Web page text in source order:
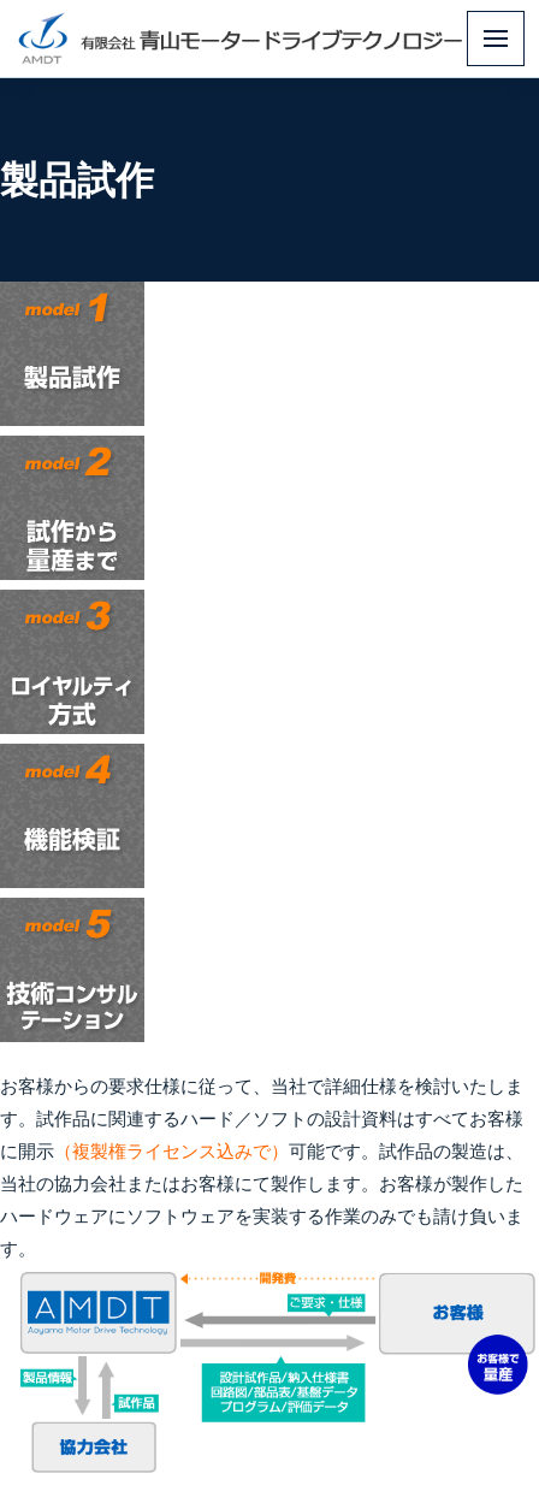
メ
製品試作
お客様からの要求仕様に従って、当社で詳細仕様を検討いたしま
す。試作品に関連するハード／ソフトの設計資料はすべてお客様
に開示 （複製権ライセンス込みで） 可能です。試作品の製造は、
当社の協力会社またはお客様にて製作します。お客様が製作した
ハードウェアにソフトウェアを実装する作業のみでも請け負いま
す。